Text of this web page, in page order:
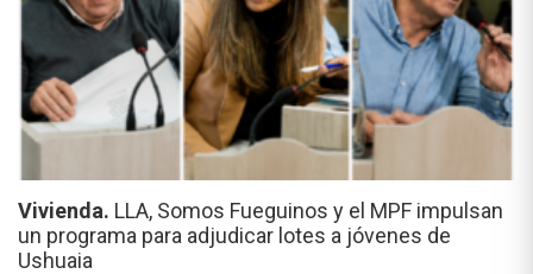
Vivienda. LLA, Somos Fueguinos y el MPF impulsan
un programa para adjudicar lotes a jóvenes de
Ushuaia